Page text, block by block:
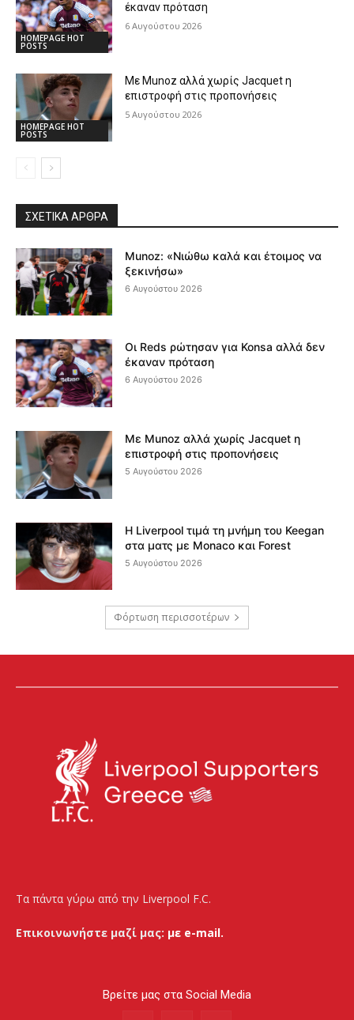
HOMEPAGE HOT
POSTS
έκαναν πρόταση
6 Αυγούστου 2026
HOMEPAGE HOT
POSTS
Με Munoz αλλά χωρίς Jacquet η
επιστροφή στις προπονήσεις
5 Αυγούστου 2026
ΣΧΕΤΙΚΆ ΆΡΘΡΑ
Munoz: «Νιώθω καλά και έτοιμος να
ξεκινήσω»
6 Αυγούστου 2026
Οι Reds ρώτησαν για Konsa αλλά δεν
έκαναν πρόταση
6 Αυγούστου 2026
Με Munoz αλλά χωρίς Jacquet η
επιστροφή στις προπονήσεις
5 Αυγούστου 2026
Η Liverpool τιμά τη μνήμη του Keegan
στα ματς με Monaco και Forest
5 Αυγούστου 2026
Φόρτωση περισσοτέρων
Τα πάντα γύρω από την Liverpool F.C.
Επικοινωνήστε μαζί μας: με e-mail.
Βρείτε μας στα Social Media